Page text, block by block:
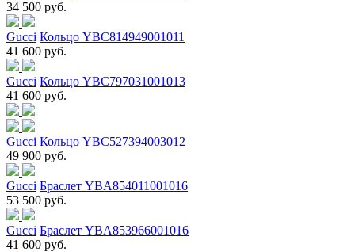
34 500 руб.
Gucci Кольцо YBC814949001011
41 600 руб.
Gucci Кольцо YBC797031001013
41 600 руб.
Gucci Кольцо YBC527394003012
49 900 руб.
Gucci Браслет YBA854011001016
53 500 руб.
Gucci Браслет YBA853966001016
41 600 руб.